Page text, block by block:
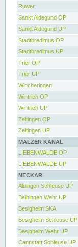
Ruwer
Sankt Aldegund OP
Sankt Aldegund UP
Stadtbredimus OP
Stadtbredimus UP
Trier OP
Trier UP
Wincheringen
Wintrich OP
Wintrich UP
Zeltingen OP
Zeltingen UP
MALZER KANAL
LIEBENWALDE OP
LIEBENWALDE UP
NECKAR
Aldingen Schleuse UP
Beihingen Wehr UP
Besigheim SKA
Besigheim Schleuse UP
Besigheim Wehr UP
Cannstatt Schleuse UP